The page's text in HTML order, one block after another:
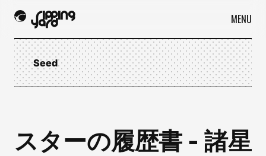
MENU
Seed
スターの履歴書 - 諸星